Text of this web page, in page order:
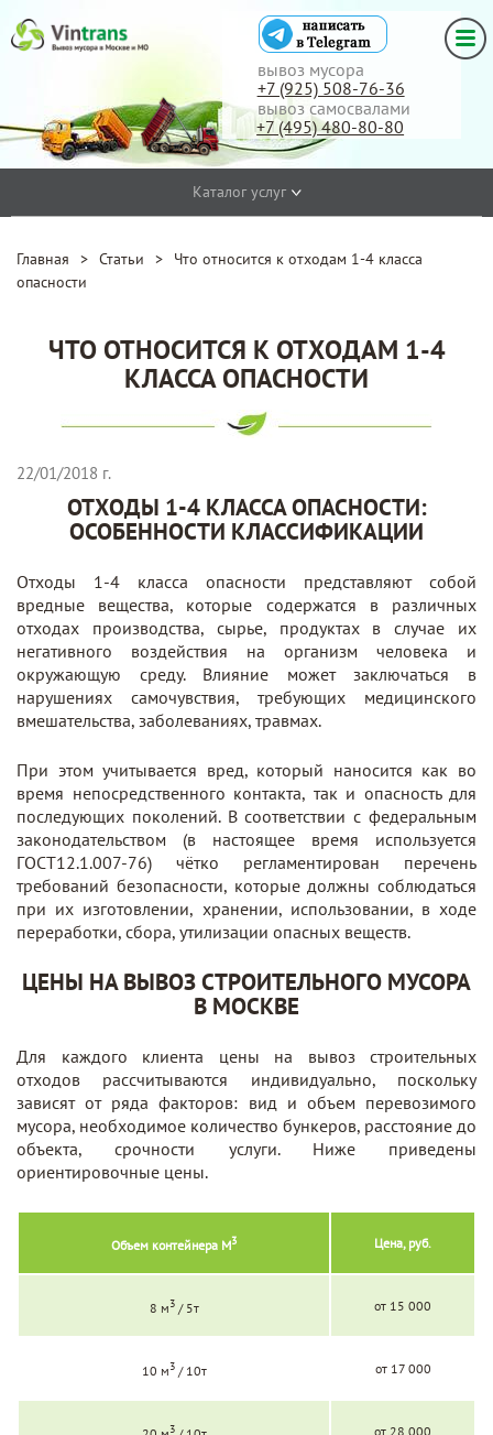
вывоз мусора
+7 (925) 508-76-36
вывоз самосвалами
+7 (495) 480-80-80
Каталог услуг
Главная > Статьи >
Что относится к отходам 1-4 класса
опасности
ЧТО ОТНОСИТСЯ К ОТХОДАМ 1-4
КЛАССА ОПАСНОСТИ
22/01/2018 г.
ОТХОДЫ 1-4 КЛАССА ОПАСНОСТИ:
ОСОБЕННОСТИ КЛАССИФИКАЦИИ
Отходы 1-4 класса опасности представляют собой
вредные вещества, которые содержатся в различных
отходах производства, сырье, продуктах в случае их
негативного воздействия на организм человека и
окружающую среду. Влияние может заключаться в
нарушениях самочувствия, требующих медицинского
вмешательства, заболеваниях, травмах.
При этом учитывается вред, который наносится как во
время непосредственного контакта, так и опасность для
последующих поколений. В соответствии с федеральным
законодательством (в настоящее время используется
ГОСТ12.1.007-76) чётко регламентирован перечень
требований безопасности, которые должны соблюдаться
при их изготовлении, хранении, использовании, в ходе
переработки, сбора, утилизации опасных веществ.
ЦЕНЫ НА ВЫВОЗ СТРОИТЕЛЬНОГО МУСОРА
В МОСКВЕ
Для каждого клиента цены на вывоз строительных
отходов рассчитываются индивидуально, поскольку
зависят от ряда факторов: вид и объем перевозимого
мусора, необходимое количество бункеров, расстояние до
объекта, срочности услуги. Ниже приведены
ориентировочные цены.
Объем контейнера М3 Цена, руб.
8 м3/ 5т от 15 000
10 м3/ 10т от 17 000
3 от 28 000